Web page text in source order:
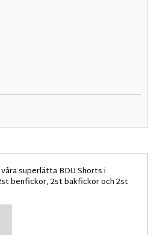
superlätta BDU Shorts i
benfickor, 2st bakfickor och 2st